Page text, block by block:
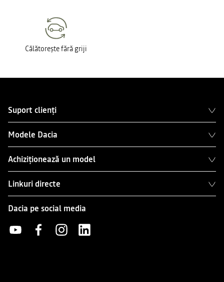
Călătorește fără griji
Suport clienți
Modele Dacia
Achiziționează un model
Linkuri directe
Dacia pe social media